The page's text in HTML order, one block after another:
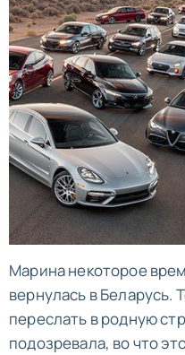
Марина некоторое
вернулась в Беларусь.
переслать в родную
подозревала, во что